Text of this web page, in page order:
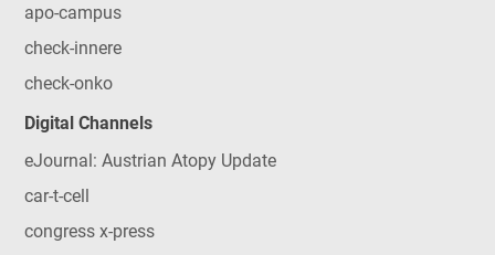
apo-campus
check-innere
check-onko
Digital Channels
eJournal: Austrian Atopy Update
car-t-cell
congress x-press